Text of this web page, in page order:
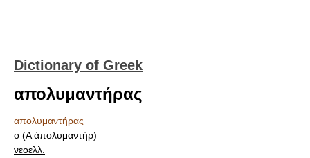
Dictionary of Greek
απολυμαντήρας
απολυμαντήρας
ο (Α ἀπολυμαντήρ)
νεοελλ.